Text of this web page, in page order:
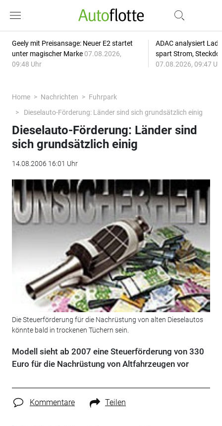
Geely mit Preisansage: Neuer E2 startet
unter magischer Marke 07.08.2026,
09:48 Uhr
ADAC analysiert
spart Strom,
07.08.2026, 09:47
Home Nachrichten
Fuhrpark
Dieselauto-Förderung: Länder sind sich grundsätzlich einig
Dieselauto-Förderung: Länder sind
sich grundsätzlich einig
14.08.2006 16:01 Uhr
Die Steuerförderung für die Nachrüstung von alten Dieselautos
könnte bald in trockenen Tüchern sein.
Modell sieht ab 2007 eine Steuerförderung von 330
Euro für die Nachrüstung von Altfahrzeugen vor
Kommentare Teilen